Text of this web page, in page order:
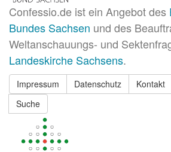
Confessio.de ist ein Angebot des
Bundes Sachsen und des
Weltanschauungs- und
Landeskirche Sachsens.
Impressum Datenschutz Kontakt
Suche